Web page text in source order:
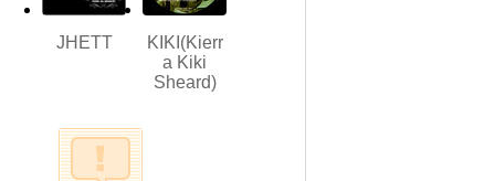
JHETT
KIKI(Kierr
a Kiki
Sheard)